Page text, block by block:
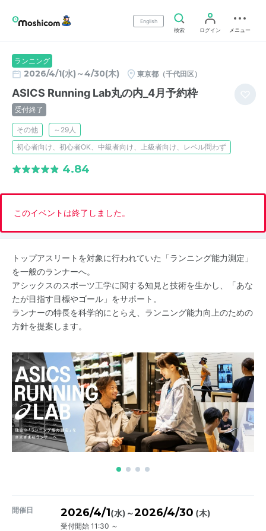
English
検索
ログイン メニュー
ランニング
2026/4/1(水)～4/30(木) 東京都（千代田区）
ASICS Running Lab丸の内_4月予約枠
受付終了
その他
～29人
初心者向け、初心者OK、中級者向け、上級者向け、レベル問わず
4.84
このイベントは終了しました。
トップアスリートを対象に行われていた「ランニング能力測定」
を一般のランナーへ。
アシックスのスポーツ工学に関する知見と技術を生かし、「あな
たが目指す目標やゴール」をサポート。
ランナーの特長を科学的にとらえ、ランニング能力向上のための
方針を提案します。
開催日 2026/4/1(水) ～2026/4/30 (木)
受付開始 11:30 ～